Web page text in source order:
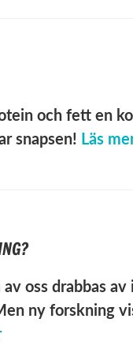
och fett en
snapsen! Läs
oss drabbas
ny forskning